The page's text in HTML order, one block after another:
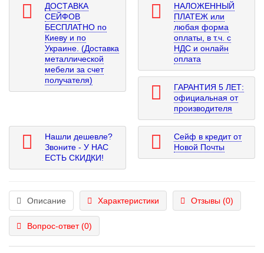
ДОСТАВКА
СЕЙФОВ
БЕСПЛАТНО по
Киеву и по
Украине. (Доставка
металлической
мебели за счет
получателя)
НАЛОЖЕННЫЙ
ПЛАТЕЖ или
любая форма
оплаты, в т.ч. с
НДС и онлайн
оплата
ГАРАНТИЯ 5 ЛЕТ:
официальная от
производителя
Нашли дешевле?
Звоните - У НАС
ЕСТЬ СКИДКИ!
Сейф в кредит от
Новой Почты
Описание Характеристики Отзывы (0)
Вопрос-ответ(0)